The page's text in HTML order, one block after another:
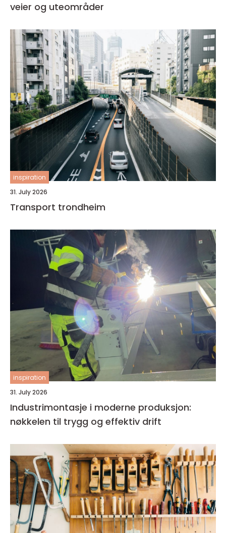
veier og uteområder
inspiration
31. July 2026
Transport trondheim
inspiration
31. July 2026
Industrimontasje i moderne produksjon:
nøkkelen til trygg og effektiv drift